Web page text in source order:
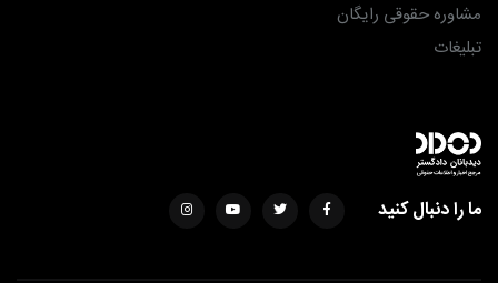
مشاوره حقوقی رایگان
تبلیغات
ما را دنبال کنید